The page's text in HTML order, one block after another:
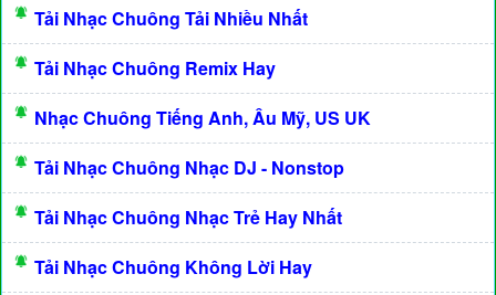
Tải Nhạc Chuông Tải Nhiều Nhất
Tải Nhạc Chuông Remix Hay
Nhạc Chuông Tiếng Anh, Âu Mỹ, US UK
Tải Nhạc Chuông Nhạc DJ - Nonstop
Tải Nhạc Chuông Nhạc Trẻ Hay Nhất
Tải Nhạc Chuông Không Lời Hay